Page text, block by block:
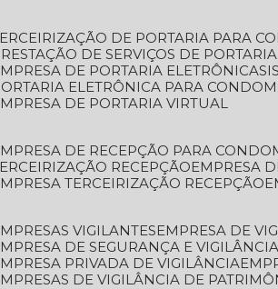
TERCEIRIZAÇÃO DE PORTARIA PARA
PRESTAÇÃO DE SERVIÇOS DE PORTARIA
EMPRESA DE PORTARIA ELETRÔNICA
PORTARIA ELETRÔNICA PARA
EMPRESA DE PORTARIA VIRTUAL
EMPRESA DE RECEPÇÃO PARA
TERCEIRIZAÇÃO RECEPÇÃO
EMPRESA
EMPRESA TERCEIRIZAÇÃO RECEPÇÃO
EMPRESAS VIGILANTES
EMPRESA DE
EMPRESA DE SEGURANÇA E
EMPRESA PRIVADA DE VIGILÂNCIA
EMPRESAS DE VIGILÂNCIA DE